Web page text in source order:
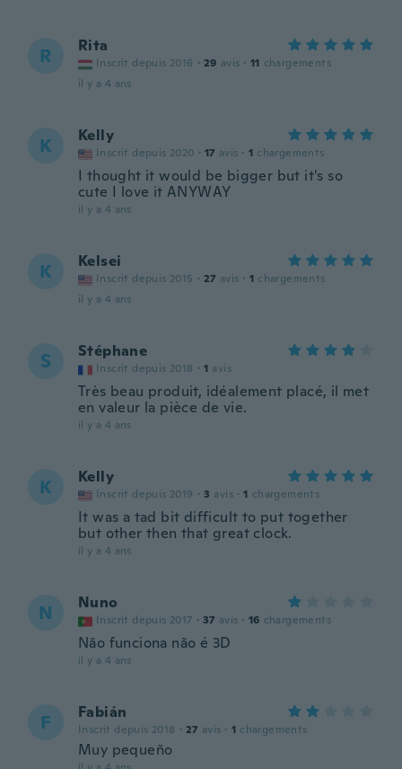
R Rita
Inscrit depuis 2016 · 29 avis · 11 chargements
il y a 4 ans
K Kelly
Inscrit depuis 2020 · 17 avis · 1 chargements
I thought it would be bigger but it's so
cute I love it ANYWAY
il y a 4 ans
K Kelsei
Inscrit depuis 2015 · 27 avis · 1 chargements
il y a 4 ans
S Stéphane
Inscrit depuis 2018 · 1 avis
Très beau produit, idéalement placé, il met
en valeur la pièce de vie.
il y a 4 ans
K Kelly
Inscrit depuis 2019 · 3 avis · 1 chargements
It was a tad bit difficult to put together
but other then that great clock.
il y a 4 ans
N Nuno
Inscrit depuis 2017 · 37 avis · 16 chargements
Não funciona não é 3D
il y a 4 ans
F Fabián
Inscrit depuis 2018 · 27 avis · 1 chargements
Muy pequeño